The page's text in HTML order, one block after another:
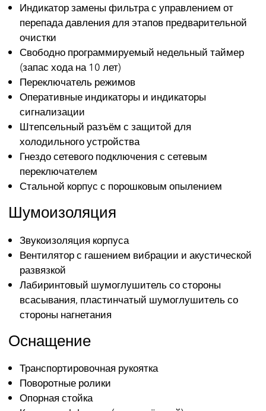
Индикатор замены фильтра с управлением от
перепада давления для этапов предварительной
очистки
Свободно программируемый недельный таймер
(запас хода на 10 лет)
Переключатель режимов
Оперативные индикаторы и индикаторы
сигнализации
Штепсельный разъём с защитой для
холодильного устройства
Гнездо сетевого подключения с сетевым
переключателем
Стальной корпус с порошковым опылением
Шумоизоляция
Звукоизоляция корпуса
Вентилятор с гашением вибрации и акустической
развязкой
Лабиринтовый шумоглушитель со стороны
всасывания, пластинчатый шумоглушитель со
стороны нагнетания
Оснащение
Транспортировочная рукоятка
Поворотные ролики
Опорная стойка